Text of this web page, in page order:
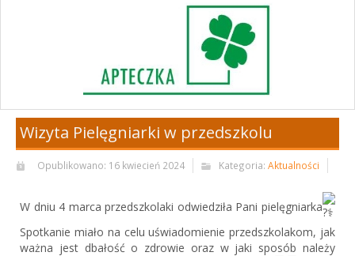
Wizyta Pielęgniarki w przedszkolu
Opublikowano: 16 kwiecień 2024 Kategoria: Aktualności
W dniu 4 marca przedszkolaki odwiedziła Pani pielęgniarka
Spotkanie miało na celu uświadomienie przedszkolakom, jak
ważna jest dbałość o zdrowie oraz w jaki sposób należy